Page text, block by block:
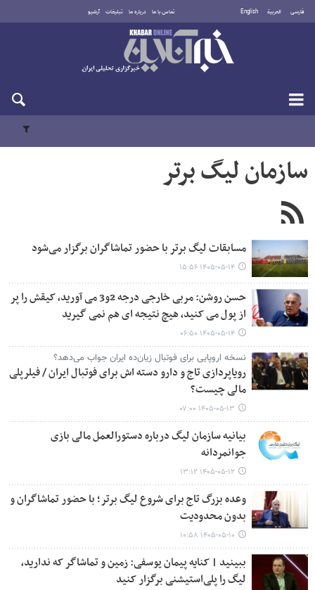
فارسی العربية English تماس با ما درباره ما تبلیغات آرشیو
جمعه ۱۶ مرداد ۱۴۰۵
سازمان لیگ برتر
مسابقات لیگ برتر با حضور تماشاگران برگزار می‌شود
۱۴۰۵-۰۵-۱۴ ۱۵:۵۶
حسن روشن: مربی خارجی درجه 2و3 می آورید، کیقش را پر
از پول می کنید، هیچ نتیجه ای هم نمی گیرید
۱۴۰۵-۰۵-۱۴ ۰۶:۵۰
نسخه اروپایی برای فوتبال زیان‌ده ایران جواب می‌دهد؟
رویاپردازی تاج و دارو دسته اش برای فوتبال ایران / فیلرپلی
مالی چیست؟
۱۴۰۵-۰۵-۱۳ ۰۷:۰۰
بیانیه سازمان لیگ درباره دستورالعمل مالی بازی
جوانمردانه
۱۴۰۵-۰۵-۱۲ ۱۳:۱۲
وعده بزرگ تاج برای شروع لیگ برتر؛ با حضور تماشاگران و
بدون محدودیت
۱۴۰۵-۰۵-۱۰ ۱۰:۵۸
ببینید | کنایه پیمان یوسفی: زمین و تماشاگر که ندارید،
لیگ را پلی‌استیشنی برگزار کنید